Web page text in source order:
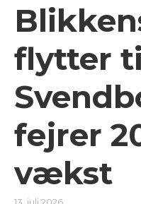
flytter
fejrer
vækst